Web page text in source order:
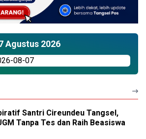
Agustus 2026
Santri Cireundeu Tangsel,
Tanpa Tes dan Raih Beasiswa